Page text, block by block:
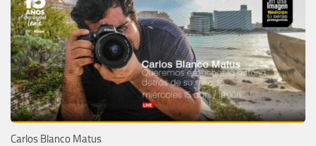
Carlos Blanco Matus